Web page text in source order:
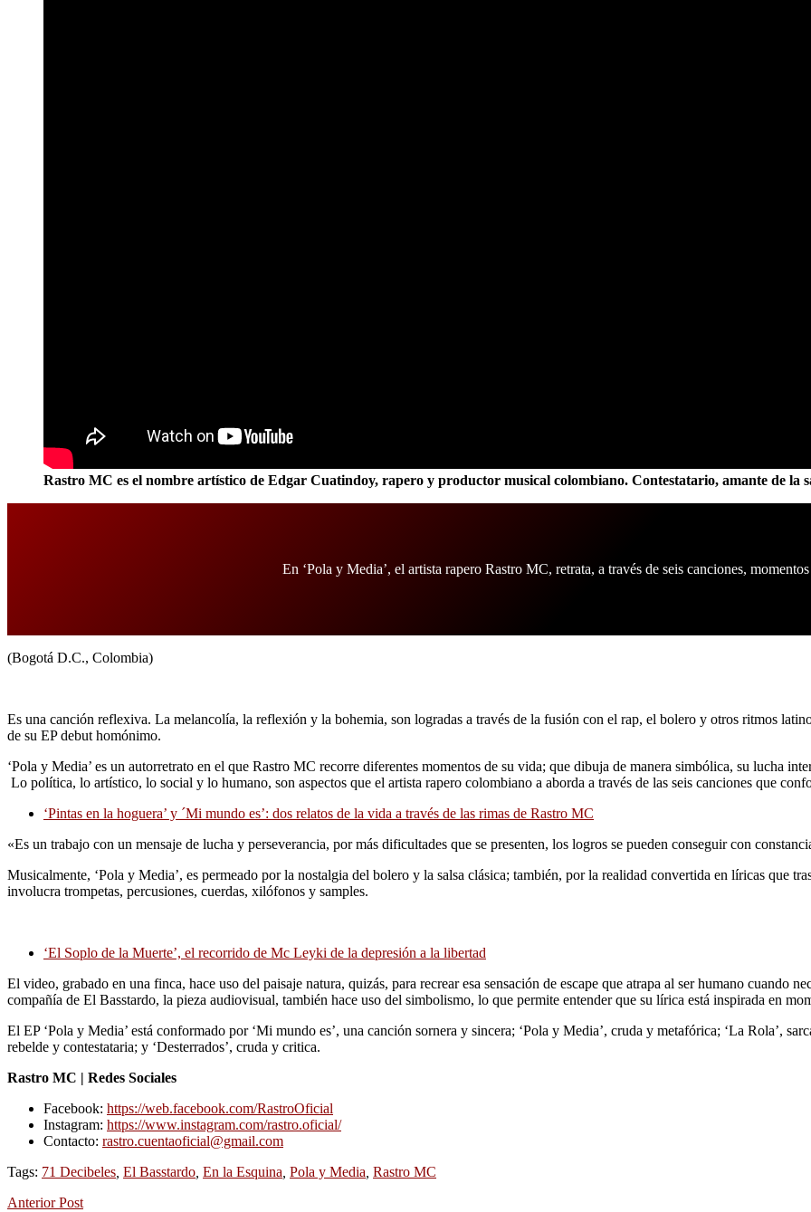
Rastro MC es el nombre artístico de Edgar Cuatindoy, rapero y productor musical colombiano. Contestatario, amante de la
En ‘Pola y Media’, el artista rapero Rastro MC, retrata, a través de seis canciones,
(Bogotá D.C., Colombia)
Es una canción reflexiva. La melancolía, la reflexión y la bohemia, son logradas a través de la fusión con el rap, el bolero y otros ritmos
de su EP debut homónimo.
‘Pola y Media’ es un autorretrato en el que Rastro MC recorre diferentes momentos de su vida; que dibuja de manera simbólica, su lucha
Lo política, lo artístico, lo social y lo humano, son aspectos que el artista rapero colombiano a aborda a través de las seis canciones que
‘Pintas en la hoguera’ y ´Mi mundo es’: dos relatos de la vida a través de las rimas de Rastro MC
«Es un trabajo con un mensaje de lucha y perseverancia, por más dificultades que se presenten, los logros se pueden conseguir con
Musicalmente, ‘Pola y Media’, es permeado por la nostalgia del bolero y la salsa clásica; también, por la realidad convertida en líricas que
involucra trompetas, percusiones, cuerdas, xilófonos y samples.
‘El Soplo de la Muerte’, el recorrido de Mc Leyki de la depresión a la libertad
El video, grabado en una finca, hace uso del paisaje natura, quizás, para recrear esa sensación de escape que atrapa al ser humano cuando
compañía de El Basstardo, la pieza audiovisual, también hace uso del simbolismo, lo que permite entender que su lírica está inspirada en
El EP ‘Pola y Media’ está conformado por ‘Mi mundo es’, una canción sornera y sincera; ‘Pola y Media’, cruda y metafórica; ‘La Rola’,
rebelde y contestataria; y ‘Desterrados’, cruda y critica.
Rastro MC | Redes Sociales
Facebook: https://web.facebook.com/RastroOficial
Instagram: https://www.instagram.com/rastro.oficial/
Contacto: rastro.cuentaoficial@gmail.com
Tags: 71 Decibeles, El Basstardo, En la Esquina, Pola y Media, Rastro MC
Anterior Post